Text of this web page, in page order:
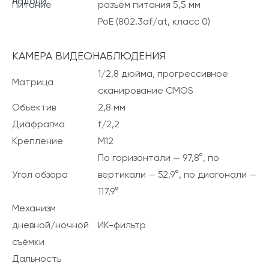
Питание
разъём питания 5,5 мм
PoE (802.3af/at, класс 0)
КАМЕРА ВИДЕОНАБЛЮДЕНИЯ
Матрица
1/2,8 дюйма, прогрессивное
сканирование CMOS
Объектив
2,8 мм
Диафрагма
f/2,2
Крепление
M12
Угол обзора
По горизонтали — 97,8°, по
вертикали — 52,9°, по диагонали —
117,9°
Механизм
дневной/ночной
съёмки
ИК-фильтр
Дальность